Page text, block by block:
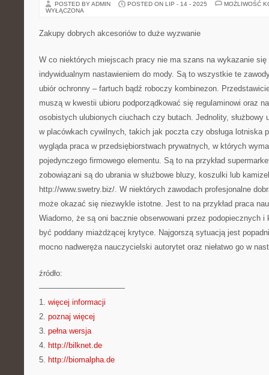
POSTED BY ADMIN POSTED ON LIP - 14 - 2025
MOŻLIWOŚĆ
WYŁĄCZONA
Zakupy dobrych akcesoriów to duże wyzwanie
W co niektórych miejscach pracy nie ma szans na wykazanie
indywidualnym nastawieniem do mody. Są to wszystkie te
ubiór ochronny – fartuch bądź roboczy kombinezon.
muszą w kwestii ubioru podporządkować się regulaminowi oraz
osobistych ulubionych ciuchach czy butach. Jednolity, służbowy
w placówkach cywilnych, takich jak poczta czy obsługa lotniska
wygląda praca w przedsiębiorstwach prywatnych, w których
pojedynczego firmowego elementu. Są to na przykład
zobowiązani są do ubrania w służbowe bluzy, koszulki lub
http://www.swetry.biz/. W niektórych zawodach profesjonalne
może okazać się niezwykle istotne. Jest to na przykład praca
Wiadomo, że są oni bacznie obserwowani przez podopiecznych
być poddany miażdżącej krytyce. Najgorszą sytuacją jest
mocno nadweręża nauczycielski autorytet oraz niełatwo go w
źródło:
———————————
1. więcej informacji
2. poznaj więcej
3. pełna wersja
4. http://bilknet.de
5. http://biomalpha.de